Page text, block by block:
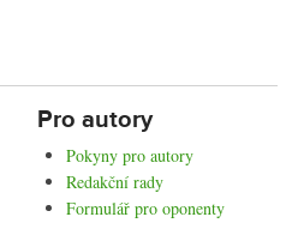
Pro autory
Pokyny pro autory
Redakční rady
Formulář pro oponenty